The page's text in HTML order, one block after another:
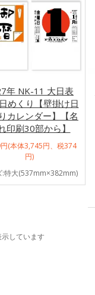
年 NK-11 大日表
めくり【壁掛け日
カレンダー】【名
印刷30部から】
(本体3,745円、税374
円)
:特大(537mm×382mm)
しています